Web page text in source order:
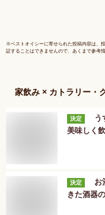
※ベストオイシーに寄せられた投稿内容は、
証することはできませんので、あくまで参考
家飲み × カトラリー・
決定
う
美味しく
決定
お
きた酒器